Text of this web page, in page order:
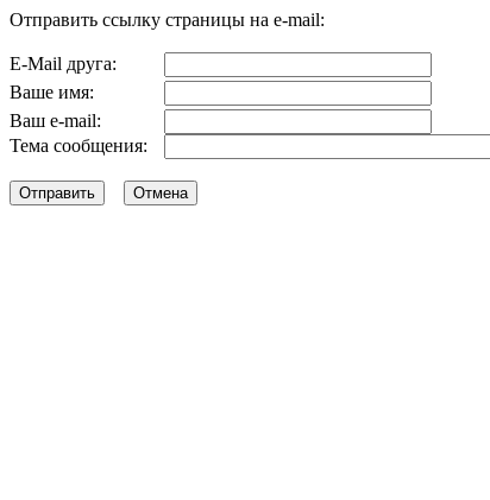
Отправить ссылку страницы на e-mail:
E-Mail друга:
Ваше имя:
Ваш e-mail:
Тема сообщения: